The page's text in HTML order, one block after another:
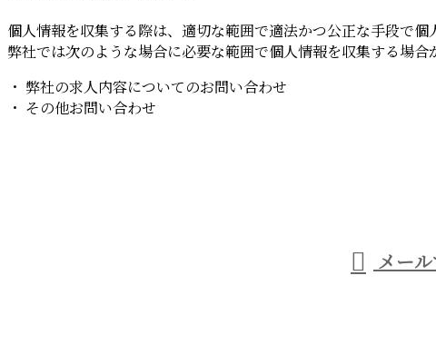
個人情報を収集する際は、適切な範囲で適法かつ公正な手段で個
弊社では次のような場合に必要な範囲で個人情報を収集する場合
・ 弊社の求人内容についてのお問い合わせ
・ その他お問い合わせ
メー